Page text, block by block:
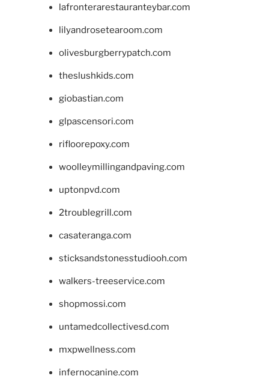
lafronterarestauranteybar.com
lilyandrosetearoom.com
olivesburgberrypatch.com
theslushkids.com
giobastian.com
glpascensori.com
rifloorepoxy.com
woolleymillingandpaving.com
uptonpvd.com
2troublegrill.com
casateranga.com
sticksandstonesstudiooh.com
walkers-treeservice.com
shopmossi.com
untamedcollectivesd.com
mxpwellness.com
infernocanine.com